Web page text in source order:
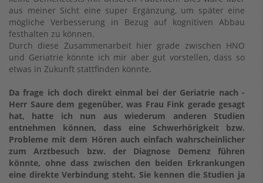
aus meiner Sicht eine super Ergänzung, um später eine
mögliche Verbesserung in Bezug auf kognitiven Abbau
festhalten zu können.
Durch diese Zusammenarbeit hier grade zwischen HNO
und Geriatrie könnte ich mir aber gut vorstellen, dass so
etwas in Zukunft stattfinden könnte.
Da frage ich doch direkt einmal bei der Geriatrie nach -
Herr Saure dem gegenüber, was Frau Fink gerade gesagt
hat, hatte ich nun aus wiederum anderen Studien
entnehmen können, dass eine Schwerhörigkeit bzw.
Probleme mit dem Hören auch einfach wahrscheinlicher
zum Arztbesuch bzw. der Diagnose Demenz führen
könnte, ohne dass zwischen den beiden Erkrankungen
eine direkte Verbindung steht. Sie kennen die Studien ja